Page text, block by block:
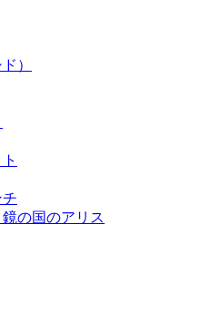
）
の国のアリス